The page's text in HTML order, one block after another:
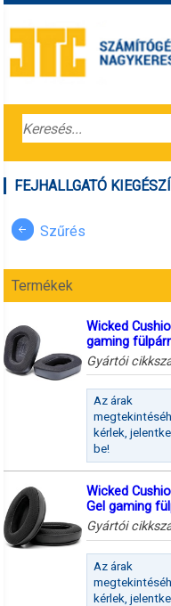
FEJHALLGATÓ
Szűrés
Termékek
Wicked
gaming
Gyártói
Az árak
kérlek,
be!
Wicked
Gel gaming
Gyártói
Az árak
kérlek,